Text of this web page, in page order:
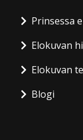
Prinsessa
Elokuvan
Elokuvan
Blogi